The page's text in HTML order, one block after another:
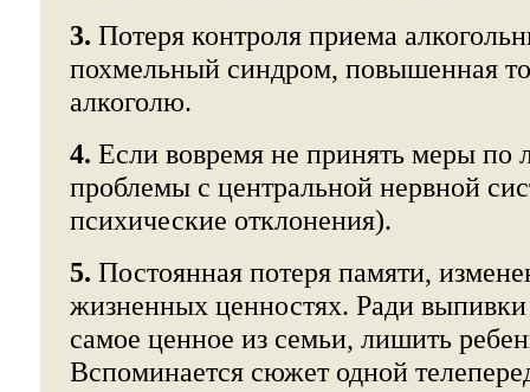
3. Потеря контроля приема
похмельный синдром, повышенная
алкоголю.
4. Если вовремя не принять меры по
проблемы с центральной нервной
психические отклонения).
5. Постоянная потеря памяти,
жизненных ценностях. Ради выпивки
самое ценное из семьи, лишить
Вспоминается сюжет одной